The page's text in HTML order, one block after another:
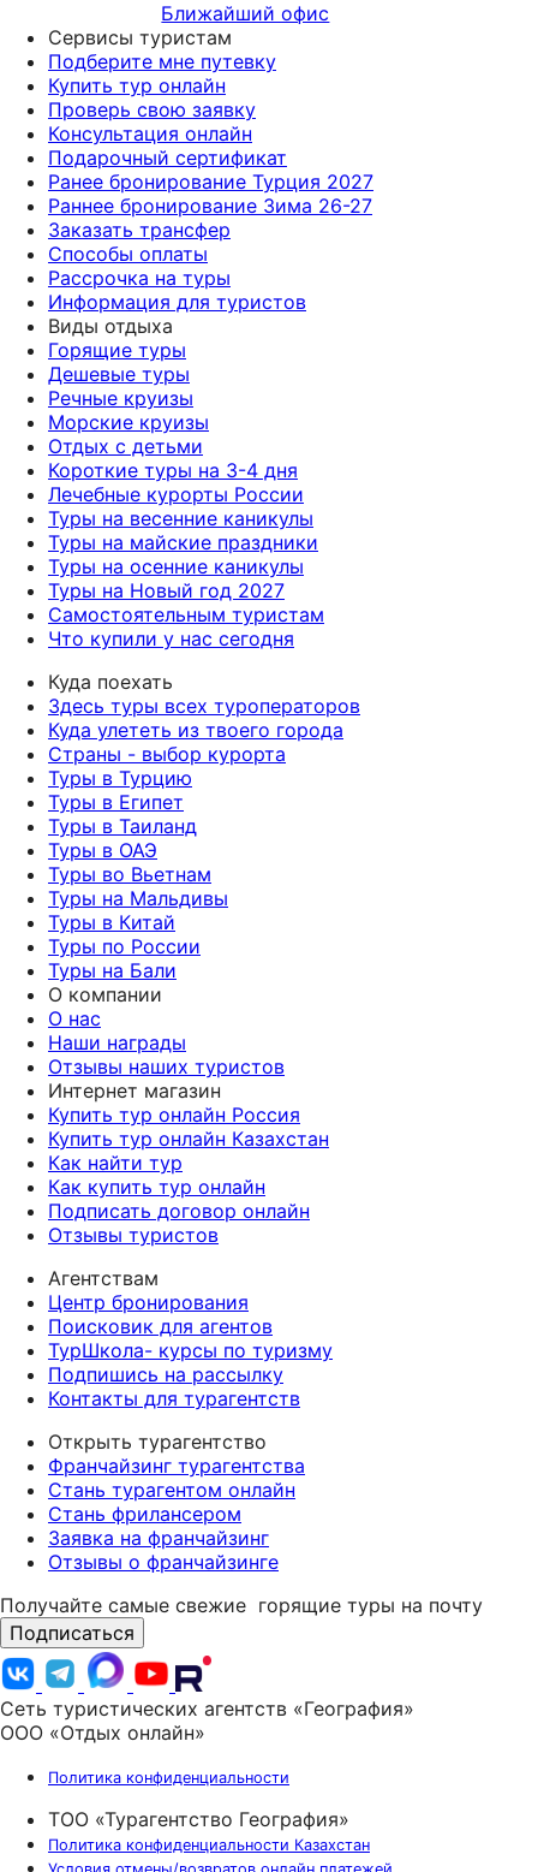
Ближайший офис
Сервисы туристам
Подберите мне путевку
Купить тур онлайн
Проверь свою заявку
Консультация онлайн
Подарочный сертификат
Ранее бронирование Турция 2027
Раннее бронирование Зима 26-27
Заказать трансфер
Способы оплаты
Рассрочка на туры
Информация для туристов
Виды отдыха
Горящие туры
Дешевые туры
Речные круизы
Морские круизы
Отдых с детьми
Короткие туры на 3-4 дня
Лечебные курорты России
Туры на весенние каникулы
Туры на майские праздники
Туры на осенние каникулы
Туры на Новый год 2027
Самостоятельным туристам
Что купили у нас сегодня
Куда поехать
Здесь туры всех туроператоров
Куда улететь из твоего города
Страны - выбор курорта
Туры в Турцию
Туры в Египет
Туры в Таиланд
Туры в ОАЭ
Туры во Вьетнам
Туры на Мальдивы
Туры в Китай
Туры по России
Туры на Бали
О компании
О нас
Наши награды
Отзывы наших туристов
Интернет магазин
Купить тур онлайн Россия
Купить тур онлайн Казахстан
Как найти тур
Как купить тур онлайн
Подписать договор онлайн
Отзывы туристов
Агентствам
Центр бронирования
Поисковик для агентов
ТурШкола- курсы по туризму
Подпишись на рассылку
Контакты для турагентств
Открыть турагентство
Франчайзинг турагентства
Стань турагентом онлайн
Стань фрилансером
Заявка на франчайзинг
Отзывы о франчайзинге
Получайте самые свежие горящие туры на почту
Подписаться
Сеть туристических агентств «География»
ООО «Отдых онлайн»
Политика конфиденциальности
ТОО «Турагентство География»
Политика конфиденциальности Казахстан